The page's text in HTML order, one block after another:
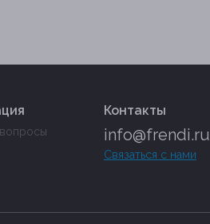
Контакты
info@frendi.ru
Связаться с нами